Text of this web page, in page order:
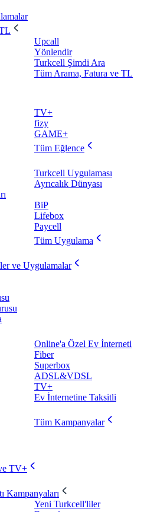
Upcall
Yönlendir
Turkcell Şimdi Ara
Tüm Arama, Fatura ve TL
TV+
fizy
GAME+
Tüm Eğlence
Turkcell Uygulaması
Ayrıcalık Dünyası
BiP
Lifebox
Paycell
Tüm Uygulama
ve Uygulamalar
Online'a Özel Ev İnterneti
Fiber
Superbox
ADSL&VDSL
TV+
Ev İnternetine Taksitli
Tüm Kampanyalar
TV+
Kampanyaları
Yeni Turkcell'liler